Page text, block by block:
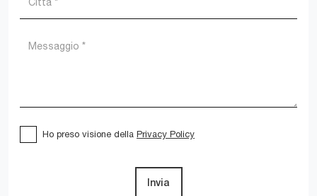
Ho preso visione della Privacy Policy
Invia